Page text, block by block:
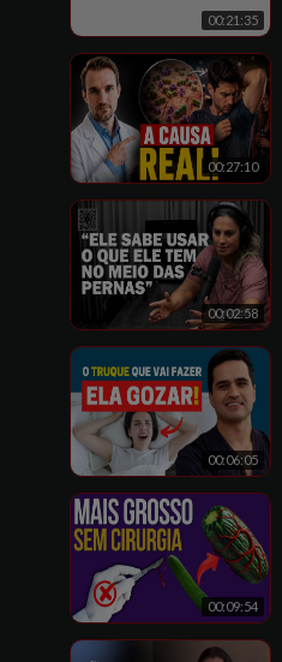
00:21:35
00:27:10
00:02:58
00:06:05
00:09:54